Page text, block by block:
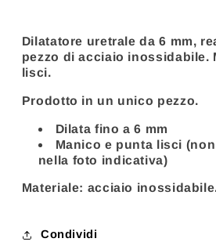
Dilatatore uretrale da 6 mm,
pezzo di acciaio inossidabile.
lisci.
Prodotto in un unico pezzo.
Dilata fino a 6 mm
Manico e punta lisci
nella foto indicativa)
Materiale: acciaio
Condividi